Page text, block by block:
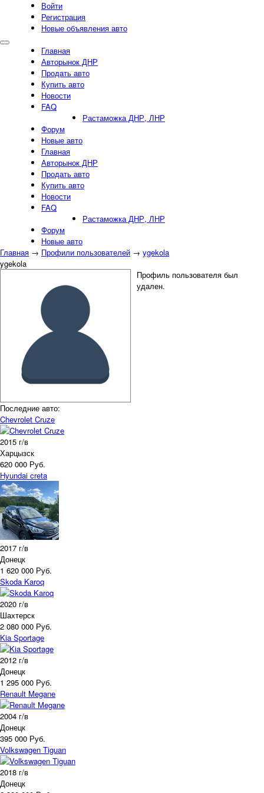
Войти
Регистрация
Новые объявления авто
Главная
Авторынок ДНР
Продать авто
Купить авто
Новости
FAQ
Растаможка ДНР, ЛНР
Форум
Новые авто
Главная
Авторынок ДНР
Продать авто
Купить авто
Новости
FAQ
Растаможка ДНР, ЛНР
Форум
Новые авто
Главная → Профили пользователей → ygekola
ygekola
Профиль пользователя был
удален.
Последние авто:
Chevrolet Cruze
2015 г/в
Харцызск
620 000 Руб.
Hyundai creta
2017 г/в
Донецк
1 620 000 Руб.
Skoda Karoq
2020 г/в
Шахтерск
2 080 000 Руб.
Kia Sportage
2012 г/в
Донецк
1 295 000 Руб.
Renault Megane
2004 г/в
Донецк
395 000 Руб.
Volkswagen Tiguan
2018 г/в
Донецк